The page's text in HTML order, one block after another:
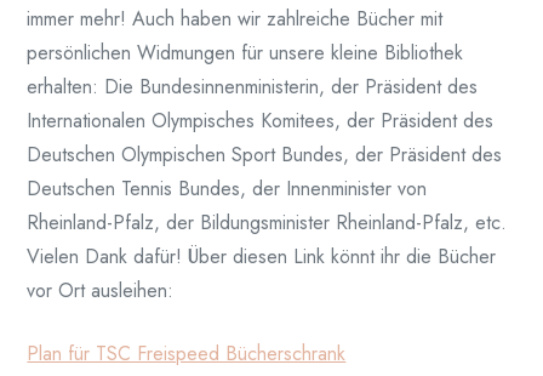
immer mehr! Auch haben wir zahlreiche Bücher mit
persönlichen Widmungen für unsere kleine Bibliothek
erhalten: Die Bundesinnenministerin, der Präsident des
Internationalen Olympisches Komitees, der Präsident des
Deutschen Olympischen Sport Bundes, der Präsident des
Deutschen Tennis Bundes, der Innenminister von
Rheinland-Pfalz, der Bildungsminister Rheinland-Pfalz, etc.
Vielen Dank dafür! Über diesen Link könnt ihr die Bücher
vor Ort ausleihen:
Plan für TSC Freispeed Bücherschrank